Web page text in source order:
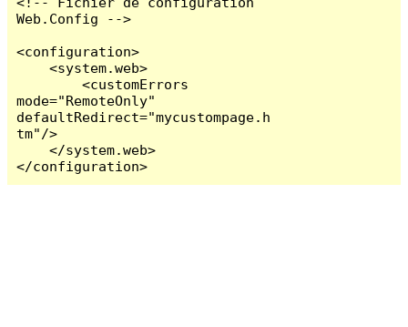
Web.Config -->
<configuration>
    <system.web>
        <customErrors
mode="RemoteOnly"
defaultRedirect="mycustompage.h
tm"/>
    </system.web>
</configuration>